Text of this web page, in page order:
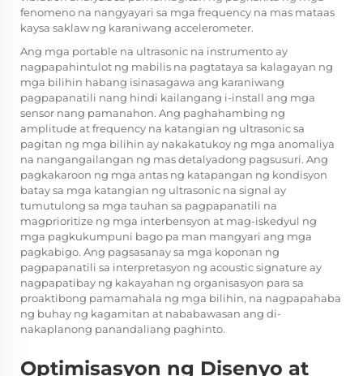
fenomeno na nangyayari sa mga frequency na mas mataas
kaysa saklaw ng karaniwang accelerometer.
Ang mga portable na ultrasonic na instrumento ay
nagpapahintulot ng mabilis na pagtataya sa kalagayan ng
mga bilihin habang isinasagawa ang karaniwang
pagpapanatili nang hindi kailangang i-install ang mga
sensor nang pamanahon. Ang paghahambing ng
amplitude at frequency na katangian ng ultrasonic sa
pagitan ng mga bilihin ay nakakatukoy ng mga anomaliya
na nangangailangan ng mas detalyadong pagsusuri. Ang
pagkakaroon ng mga antas ng katapangan ng kondisyon
batay sa mga katangian ng ultrasonic na signal ay
tumutulong sa mga tauhan sa pagpapanatili na
magprioritize ng mga interbensyon at mag-iskedyul ng
mga pagkukumpuni bago pa man mangyari ang mga
pagkabigo. Ang pagsasanay sa mga koponan ng
pagpapanatili sa interpretasyon ng acoustic signature ay
nagpapatibay ng kakayahan ng organisasyon para sa
proaktibong pamamahala ng mga bilihin, na nagpapahaba
ng buhay ng kagamitan at nababawasan ang di-
nakaplanong panandaliang paghinto.
Optimisasyon ng Disenyo at